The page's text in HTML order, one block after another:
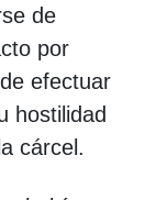
de
por
efectuar
hostilidad
cárcel.